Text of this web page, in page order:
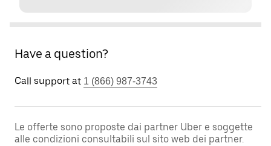
Have a question?
Call support at 1 (866) 987-3743
Le offerte sono proposte dai partner Uber e soggette
alle condizioni consultabili sul sito web dei partner.